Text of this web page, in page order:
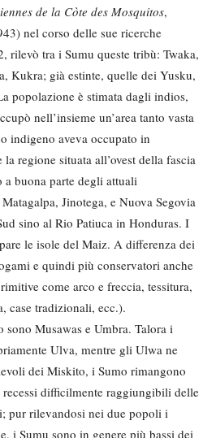
de la Còte des Mosquitos,
nel corso delle sue ricerche
rilevò tra i Sumu queste tribù: Twaka,
Kukra; già estinte, quelle dei Yusku,
popolazione è stimata dagli indios,
nell’insieme un’area tanto vasta
indigeno aveva occupato in
regione situata all’ovest della fascia
a buona parte degli attuali
Jinotega, e Nuova Segovia
sino al Rio Patiuca in Honduras. I
le isole del Maiz. A differenza dei
e quindi più conservatori anche
come arco e freccia, tessitura,
case tradizionali, ecc.).
Musawas e Umbra. Talora i
Ulva, mentre gli Ulwa ne
dei Miskito, i Sumo rimangono
difficilmente raggiungibili delle
pur rilevandosi nei due popoli i
i Sumu sono in genere più bassi dei